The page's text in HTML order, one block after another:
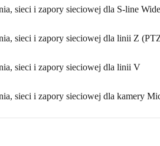
sieci i zapory sieciowej dla S-line
sieci i zapory sieciowej dla linii Z
sieci i zapory sieciowej dla linii V
sieci i zapory sieciowej dla kamery